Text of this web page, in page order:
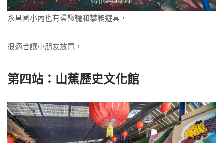
永昌國小內也有盪鞦韆和攀爬遊具，
很適合讓小朋友放電，
第四站：山蕉歷史文化館